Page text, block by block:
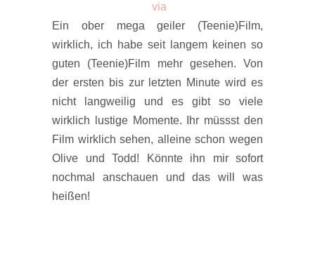
via
Ein ober mega geiler (Teenie)Film,
wirklich, ich habe seit langem keinen so
guten (Teenie)Film mehr gesehen. Von
der ersten bis zur letzten Minute wird es
nicht langweilig und es gibt so viele
wirklich lustige Momente. Ihr müssst den
Film wirklich sehen, alleine schon wegen
Olive und Todd! Könnte ihn mir sofort
nochmal anschauen und das will was
heißen!